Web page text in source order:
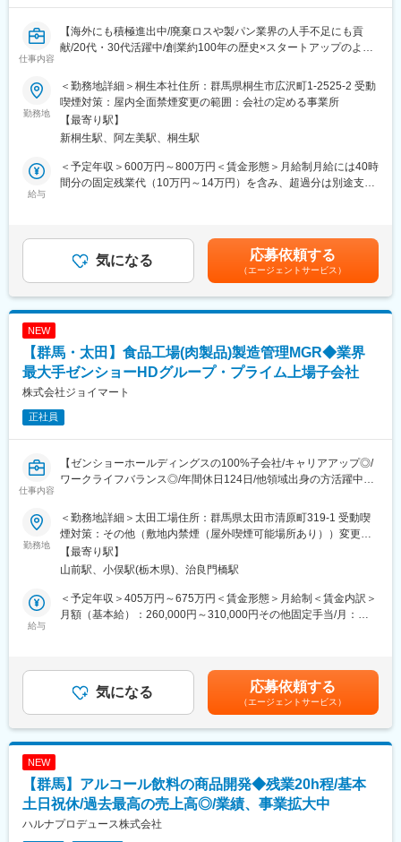
仕事内容
【海外にも積極進出中/廃棄ロスや製パン業界の人手不足にも貢
献/20代・30代活躍中/創業約100年の歴史×スタートアップのよう
■メインミッション
当社群馬県桐生工場にて、焼成冷凍パンの製造現場における品
質・衛生管理体制の構築および運用全般をリードし、従業員教育
や工場監査業務も含めてマネジメントを担っていただきます。食
品安全規格の遵守はもちろん、現場課題の発見・改善、仕組み作
りを通じて工場の品質基準向上へ貢献していただきます。
・HACCPの維持運用
・従業員への教育・指導
らも感じながら仕事に取り組むことができます。
・品質に強いこだわりを持った商品を製造しているため、プロフ
ェッショナルなモノづくりを追求し、より高い品質基準の確立と
「STYLEBREAD」としてブランド化し、ホテル・結婚式場・レス
トランなどに向けて販売するBtoB事業と、一般消費者に向けたオ
成冷凍パンとは、パン製造の最終工程である焼成後、急速冷凍し
たパンのこと。 焼成後に急速冷凍することで、パンの劣化の原因
となる水分の蒸発とデンプンの劣化を防ぎ、焼きたてそのままの
鮮度を保ちます。1930年に「桐生製パン所」として歩みを始め、
いから、2006年に焼成冷凍パン事業をスタートさせ、「パンを通
じて上質な時間を創り、パンを通じて?の贅沢を創る。」というミ
月に1度の全社総会や、バリュー浸透を目的とした表彰制度がござ
います。従業員数は約450名、9割以上が中途入社者です。 ボード
メンバーも30代が中心の若い組織です。
変更の範囲：無
勤務地
＜勤務地詳細＞桐生本社住所：群馬県桐生市広沢町1-2525-2 受動
喫煙対策：屋内全面禁煙変更の範囲：会社の定める事業所
【最寄り駅】
新桐生駅、阿左美駅、桐生駅
給与
＜予定年収＞600万円～800万円＜賃金形態＞月給制月給には40時
間分の固定残業代（10万円～14万円）を含み、超過分は別途支給
540,000円～730,000円（一律手当を含む）＜昇給有無＞有＜残業
手当＞有＜給与補足＞当社規定に応じて、スキルによって個別に
金額を決定します。賃金はあくまでも目安の金額であり、選考を
通じて上下する可能性があります。月給(月額)は固定手当を含めた
表記です。
気になる 応募依頼する
（エージェントサービス）
NEW
【群馬・太田】食品工場(肉製品)製造管理MGR◆業界
最大手ゼンショーHDグループ・プライム上場子会社
株式会社ジョイマート
正社員
仕事内容
【ゼンショーホールディングスの100%子会社/キャリアアップ◎/
ワークライフバランス◎/年間休日124日/他領域出身の方活躍中】
経験を活かしてキャリアアップしませんか？～
■採用背景：
店舗数の増加に伴い製造数が増加するため3ヶ所の工場の人員を増
やしています。特に作業だけではなく、メンバーのマネジメント
や製造管理ができる方を募集します。
・生産管理
└生産計画の立案・検証・解析、各 製造現場との調整・進捗状況
出社
↓
引継ぎ事項・課題確認
勤務地
＜勤務地詳細＞太田工場住所：群馬県太田市清原町319-1 受動喫
煙対策：その他（敷地内禁煙（屋外喫煙可能場所あり））変更の
範囲：会社の定める事業所
【最寄り駅】
山前駅、小俣駅(栃木県)、治良門橋駅
給与
＜予定年収＞405万円～675万円＜賃金形態＞月給制＜賃金内訳＞
月額（基本給）：260,000円～310,000円その他固定手当/月：
月給(月額)は固定手当を含めた表記です。
気になる 応募依頼する
（エージェントサービス）
NEW
【群馬】アルコール飲料の商品開発◆残業20h程/基本
土日祝休/過去最高の売上高◎/業績、事業拡大中
ハルナプロデュース株式会社